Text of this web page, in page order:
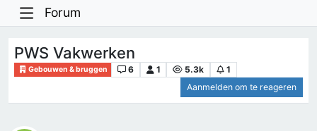
Forum
PWS Vakwerken
Gebouwen & bruggen 6 1 5.3k
1
Aanmelden om te reageren